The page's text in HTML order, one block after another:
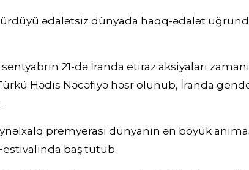
ədalətsiz dünyada haqq-ədalət
21-də İranda etiraz aksiyaları
Hədis Nəcəfiyə həsr olunub, İranda
premyerası dünyanın ən böyük
baş tutub.